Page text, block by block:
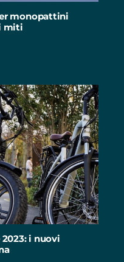
monopattini
miti
i nuovi